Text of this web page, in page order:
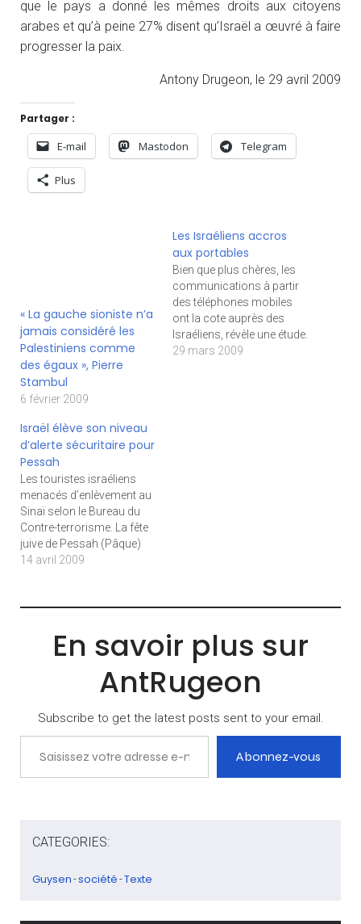
que le pays a donné les mêmes droits aux citoyens
arabes et qu’à peine 27% disent qu’Israël a œuvré à faire
progresser la paix.
Antony Drugeon, le 29 avril 2009
Partager :
E-mail Mastodon Telegram
Plus
« La gauche sioniste n’a
jamais considéré les
Palestiniens comme
des égaux », Pierre
Stambul
6 février 2009
Les Israéliens accros
aux portables
Bien que plus chères, les
communications à partir
des téléphones mobiles
ont la cote auprès des
Israéliens, révèle une étude.
La rationalité économique
29 mars 2009
Israël élève son niveau
d’alerte sécuritaire pour
Pessah
Les touristes israéliens
menacés d’enlèvement au
Sinaï selon le Bureau du
Contre-terrorisme. La fête
juive de Pessah (Pâque)
met les forces de sécurité
avril, en raison d’un risque
élevé », selon les cadres de
la police. Le niveau…
14 avril 2009
En savoir plus sur
AntRugeon
Subscribe to get the latest posts sent to your email.
Saisissez votre adresse e-mail…
Abonnez-vous
CATEGORIES:
Guysen -société -Texte